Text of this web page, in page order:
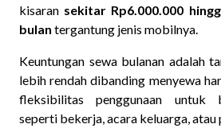
kisaran sekitar Rp6.000.000
bulan tergantung jenis mobilnya.
Keuntungan sewa bulanan adalah
lebih rendah dibanding menyewa
fleksibilitas penggunaan untuk
seperti bekerja, acara keluarga, atau